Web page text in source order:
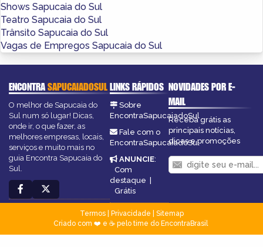
Shows Sapucaia do Sul
Teatro Sapucaia do Sul
Trânsito Sapucaia do Sul
Vagas de Empregos Sapucaia do Sul
ENCONTRASAPUCAIADOSUL
O melhor de Sapucaia do
Sul num só lugar! Dicas,
onde ir, o que fazer, as
melhores empresas, locais,
serviços e muito mais no
guia Encontra Sapucaia do
Sul.
LINKS RÁPIDOS
Sobre
EncontraSapucaiadoSul
Fale com o
EncontraSapucaiadoSul
ANUNCIE:
Com
destaque
Grátis
NOVIDADES POR E-
MAIL
Receba grátis as
principais notícias,
dicas e promoções
Termos| Privacidade
Sitemap
Criado com ❤️ e ☕ pelo time do EncontraBrasil